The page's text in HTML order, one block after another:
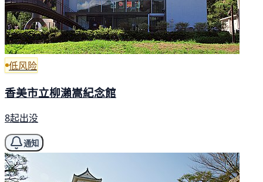
低风险
香美市立柳瀨嵩紀念館
8起出没
通知